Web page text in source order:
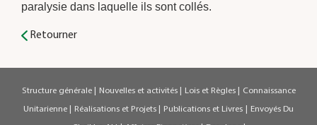
paralysie dans laquelle ils sont collés.
Retourner
Structure générale | Nouvelles et activités | Lois et Règles | Connaissance
Unitarienne | Réalisations et Projets | Publications et Livres | Envoyés Du